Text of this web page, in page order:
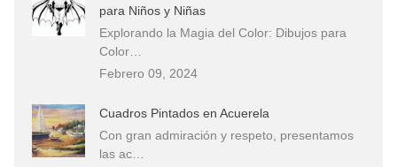
para Niños y Niñas
Explorando la Magia del Color: Dibujos para
Color…
Febrero 09, 2024
Cuadros Pintados en Acuerela
Con gran admiración y respeto, presentamos
las ac…